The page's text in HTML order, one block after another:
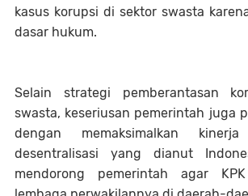
kasus korupsi di sektor swasta
dasar hukum.
Selain strategi pemberantasan
swasta, keseriusan pemerintah juga
dengan memaksimalkan
desentralisasi yang dianut
mendorong pemerintah agar